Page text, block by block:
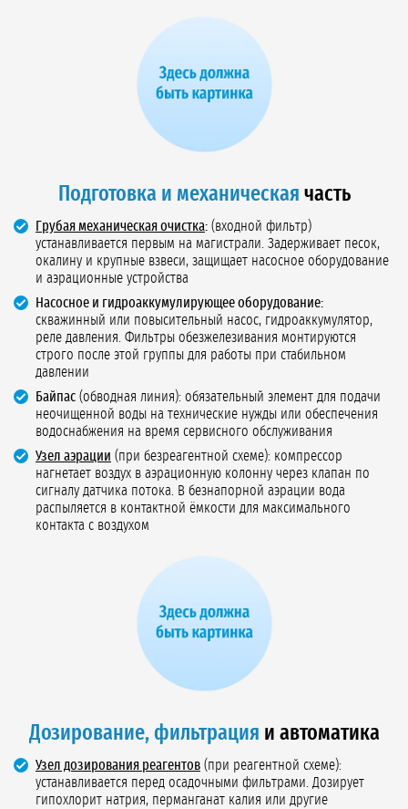
Подготовка и механическая часть
Грубая механическая очистка: (входной фильтр)
устанавливается первым на магистрали. Задерживает песок,
окалину и крупные взвеси, защищает насосное оборудование
и аэрационные устройства
Насосное и гидроаккумулирующее оборудование:
скважинный или повысительный насос, гидроаккумулятор,
реле давления. Фильтры обезжелезивания монтируются
строго после этой группы для работы при стабильном
давлении
Байпас (обводная линия): обязательный элемент для подачи
неочищенной воды на технические нужды или обеспечения
водоснабжения на время сервисного обслуживания
Узел аэрации (при безреагентной схеме): компрессор
нагнетает воздух в аэрационную колонну через клапан по
сигналу датчика потока. В безнапорной аэрации вода
распыляется в контактной ёмкости для максимального
контакта с воздухом
Дозирование, фильтрация и автоматика
Узел дозирования реагентов (при реагентной схеме):
устанавливается перед осадочными фильтрами. Дозирует
гипохлорит натрия, перманганат калия или другие